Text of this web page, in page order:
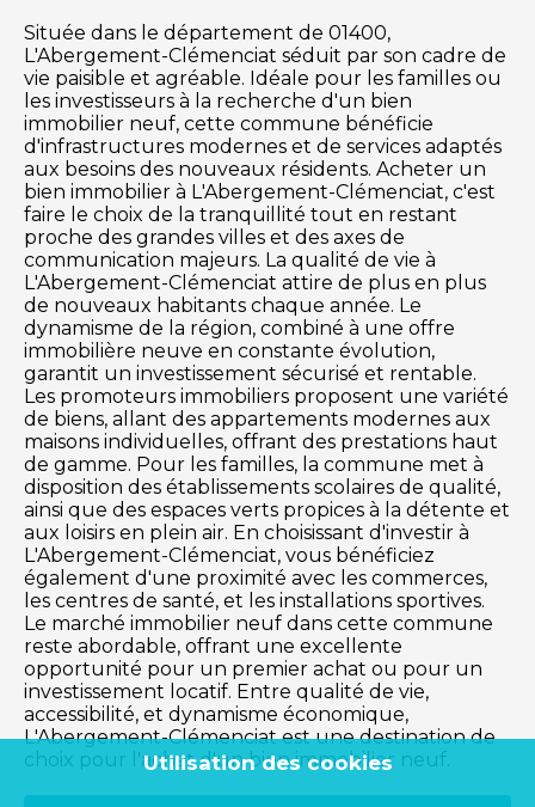
Située dans le département de 01400,
L'Abergement-Clémenciat séduit par son cadre de
vie paisible et agréable. Idéale pour les familles ou
les investisseurs à la recherche d'un bien
immobilier neuf, cette commune bénéficie
d'infrastructures modernes et de services adaptés
aux besoins des nouveaux résidents. Acheter un
bien immobilier à L'Abergement-Clémenciat, c'est
faire le choix de la tranquillité tout en restant
proche des grandes villes et des axes de
communication majeurs. La qualité de vie à
L'Abergement-Clémenciat attire de plus en plus
de nouveaux habitants chaque année. Le
dynamisme de la région, combiné à une offre
immobilière neuve en constante évolution,
garantit un investissement sécurisé et rentable.
Les promoteurs immobiliers proposent une variété
de biens, allant des appartements modernes aux
maisons individuelles, offrant des prestations haut
de gamme. Pour les familles, la commune met à
disposition des établissements scolaires de qualité,
ainsi que des espaces verts propices à la détente et
aux loisirs en plein air. En choisissant d'investir à
L'Abergement-Clémenciat, vous bénéficiez
également d'une proximité avec les commerces,
les centres de santé, et les installations sportives.
Le marché immobilier neuf dans cette commune
reste abordable, offrant une excellente
opportunité pour un premier achat ou pour un
investissement locatif. Entre qualité de vie,
accessibilité, et dynamisme économique,
L'Abergement-Clémenciat est une destination de
choix pour l'achat d'un bien immobilier neuf.
Utilisation des cookies